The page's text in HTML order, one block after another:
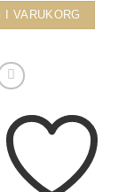
I VARUKORG